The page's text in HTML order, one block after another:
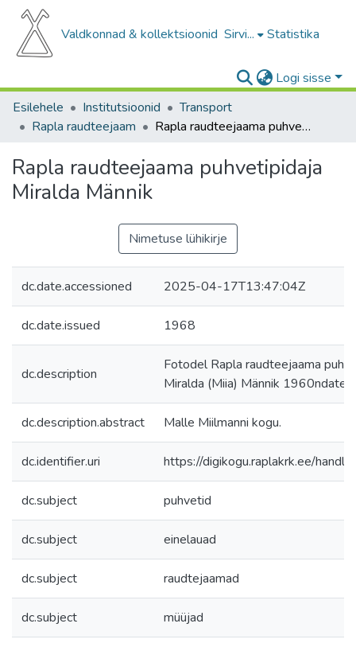
Valdkonnad & kollektsioonid Sirvi... Statistika
Logi sisse
Esilehele
Institutsioonid
Transport
Rapla raudteejaam
Rapla raudteejaama puhvetipidaja Miralda Männik
Rapla raudteejaama puhvetipidaja
Miralda Männik
Nimetuse lühikirje
dc.date.accessioned 2025-04-17T13:47:04Z
dc.date.issued 1968
dc.description
Fotodel Rapla raudteejaama
Miralda (Miia) Männik 1960ndatel.
dc.description.abstract Malle Miilmanni kogu.
dc.identifier.uri https://digikogu.raplakrk.ee/
dc.subject puhvetid
dc.subject einelauad
dc.subject raudtejaamad
dc.subject müüjad